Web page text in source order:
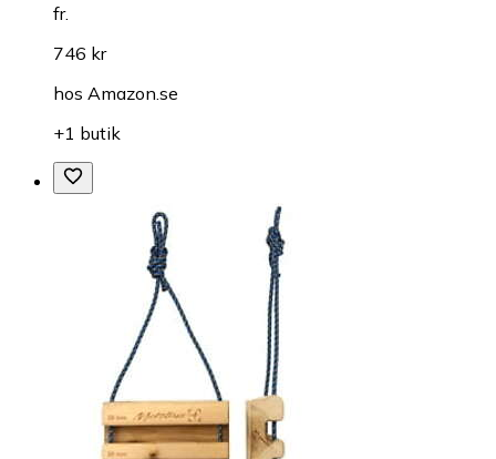
fr.
746 kr
hos Amazon.se
+1 butik